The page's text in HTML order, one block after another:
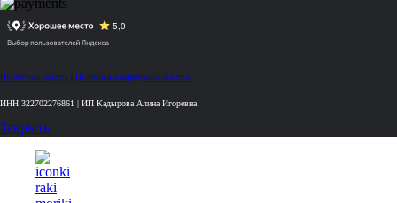
Публичная оферта Политика конфиденциальности
ИНН 322702276861 | ИП Кадырова Алина Игоревна
Закрыть